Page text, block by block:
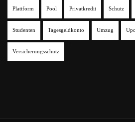
Plattform Pool Privatkredit Schutz
Studenten Tagesgeldkonto Umzug
Versicherungsschutz